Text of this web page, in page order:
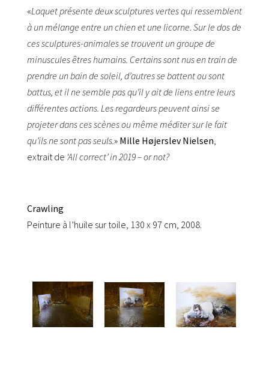
«Laquet présente deux sculptures vertes qui ressemblent
à un mélange entre un chien et une licorne. Sur le dos de
ces sculptures-animales se trouvent un groupe de
minuscules êtres humains. Certains sont nus en train de
prendre un bain de soleil, d’autres se battent ou sont
battus, et il ne semble pas qu’il y ait de liens entre leurs
différentes actions. Les regardeurs peuvent ainsi se
projeter dans ces scènes ou même méditer sur le fait
qu’ils ne sont pas seuls.» Mille Højerslev Nielsen
extrait de ‘All correct’ in 2019 – or not?
Crawling
Peinture à l’huile sur toile, 130 x 97 cm, 2008.